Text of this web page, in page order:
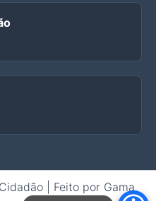
| Feito por Gama